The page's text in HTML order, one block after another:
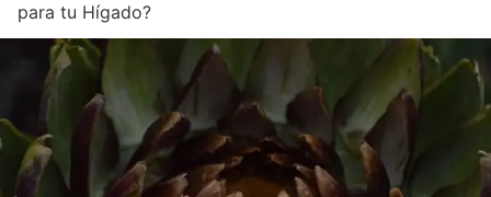
para tu Hígado?